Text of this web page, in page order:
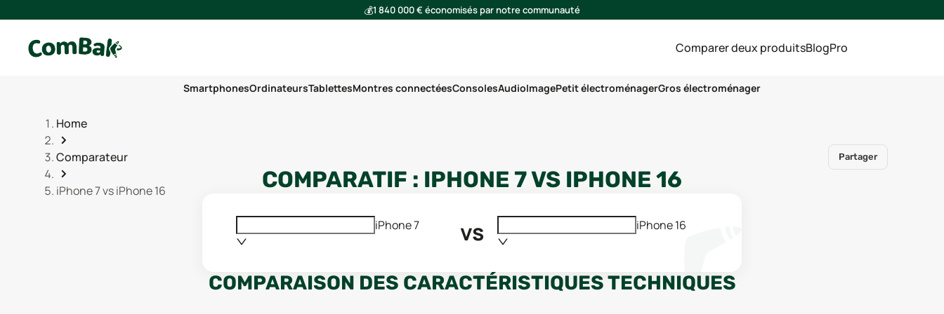
💰1 840 000 € économisés par notre communauté
Comparer deux produitsBlogPro
SmartphonesOrdinateursTablettesMontres connectéesConsolesAudioImagePetit électroménagerGros électroménager
Home
Comparateur
iPhone 7 vs iPhone 16
Partager
COMPARATIF : IPHONE 7VS IPHONE 16
iPhone 7 vs iPhone 16
COMPARAISON DES CARACTÉRISTIQUES TECHNIQUES